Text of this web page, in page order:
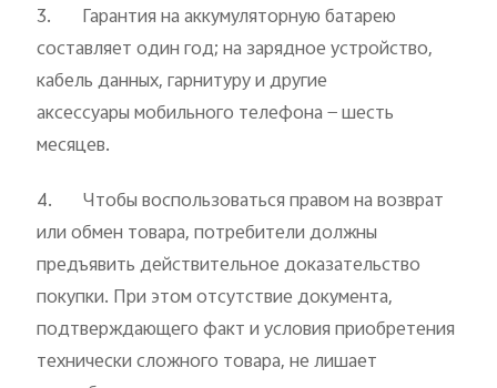
3. Гарантия на аккумуляторную батарею
составляет один год; на зарядное устройство,
кабель данных, гарнитуру и другие
аксессуары мобильного телефона—шесть
месяцев.
4.
Чтобы воспользоваться правом на возврат
или обмен товара, потребители должны
предъявить действительное доказательство
покупки. При этом отсутствие документа,
подтверждающего факт и условия приобретения
технически сложного товара, не лишает